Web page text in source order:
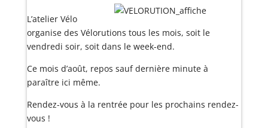
L’atelier Vélo
organise des Vélorutions tous les mois, soit le
vendredi soir, soit dans le week-end.
Ce mois d’août, repos sauf dernière minute à
paraître ici même.
Rendez-vous à la rentrée pour les prochains rendez-
vous !